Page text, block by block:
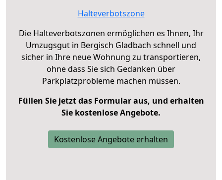
Halteverbotszone
Die Halteverbotszonen ermöglichen es Ihnen, Ihr
Umzugsgut in Bergisch Gladbach schnell und
sicher in Ihre neue Wohnung zu transportieren,
ohne dass Sie sich Gedanken über
Parkplatzprobleme machen müssen.
Füllen Sie jetzt das Formular aus, und erhalten
Sie kostenlose Angebote.
Kostenlose Angebote erhalten